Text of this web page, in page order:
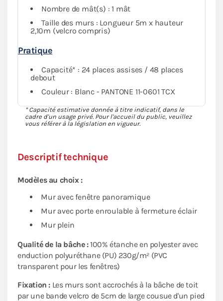
Descriptif technique
Modèles au choix :
Mur avec fenêtre panoramique
Mur avec porte enroulable à fermeture éclair
Mur plein
Qualité de la bâche :100% étanche en polyester avec
enduction polyuréthane (PU) 230g/m² (PVC
transparent pour les fenêtres)
Fixation : Les murs sont accrochés à la bâche de toit
par une bande velcro de 5cm de large cousue d'un pied
Nombre de mât(s) : 1 mât
Taille des murs : Longueur 5m x hauteur
2,10m (velcro compris)
Pratique
Capacité* : 24 places assises / 48 places
debout
Couleur : Blanc - PANTONE 11-0601 TCX
* Capacité estimative donnée à titre indicatif, dans le
cadre d'un usage privé. Pour l'accueil du public, veuillez
vous référer à la législation en vigueur.